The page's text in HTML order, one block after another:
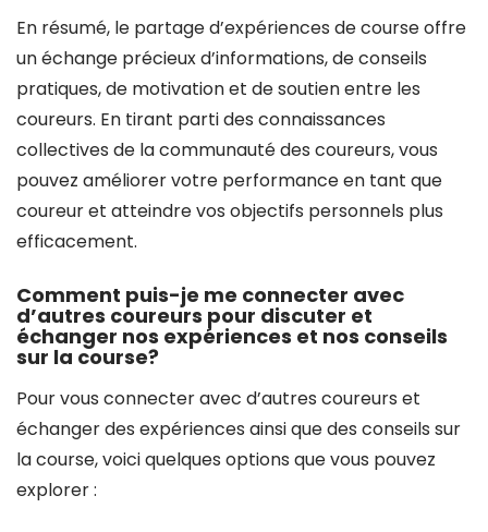
En résumé, le partage d’expériences de course offre
un échange précieux d’informations, de conseils
pratiques, de motivation et de soutien entre les
coureurs. En tirant parti des connaissances
collectives de la communauté des coureurs, vous
pouvez améliorer votre performance en tant que
coureur et atteindre vos objectifs personnels plus
efficacement.
Comment puis-je me connecter avec
d’autres coureurs pour discuter et
échanger nos expériences et nos conseils
sur la course?
Pour vous connecter avec d’autres coureurs et
échanger des expériences ainsi que des conseils sur
la course, voici quelques options que vous pouvez
explorer :